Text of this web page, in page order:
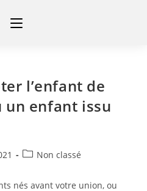
l’enfant de
enfant issu
Non classé
nés avant votre union, ou